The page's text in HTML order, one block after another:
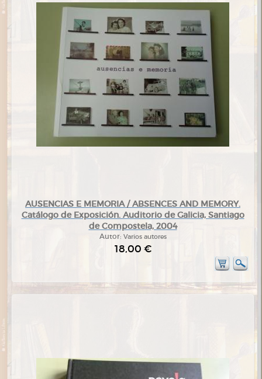
AUSENCIAS E MEMORIA / ABSENCES AND MEMORY.
Catálogo de Exposición. Auditorio de Galicia, Santiago
de Compostela, 2004
Autor: Varios autores
18,00 €